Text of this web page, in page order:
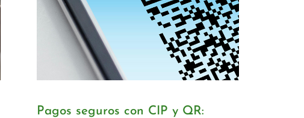
Pagos seguros con CIP y QR: